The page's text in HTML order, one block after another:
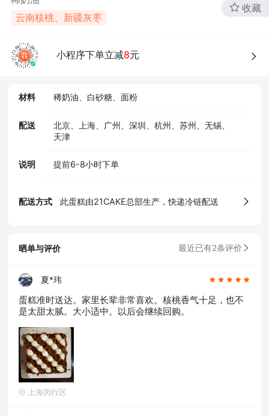
云南核桃、新疆灰枣
收藏
小程序下单立减8元
材料 稀奶油、白砂糖、面粉
配送
北京、上海、广州、深圳、杭州、苏州、无锡、
天津
说明 提前6-8小时下单
配送方式 此蛋糕由21CAKE总部生产，快递冷链配送
4、食品经营许可证
5、食品生产许可证
晒单与评价 最近已有2条评价
夏*玮
蛋糕准时送达。家里长辈非常喜欢。核桃香气十足，也不
是太甜太腻。大小适中。以后会继续回购。
上海闵行区